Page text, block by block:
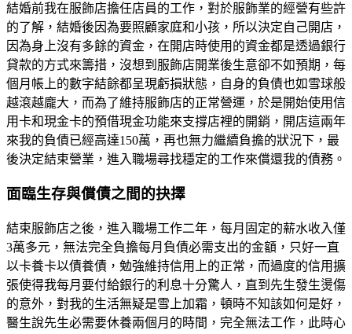
結婚前我在服飾店擔任店員的工作，對於服飾業的經營有些許
的了解，結婚後因為要照顧家庭和小孩，所以決定自己開店，
因為身上沒有多餘的資金，在開店時使用的資金都是透過銀行
貸款的方式來籌措，沒想到服飾店開業後生意卻不如預期，每
個月帳上的數字結餘都呈現虧損狀態，自身的負債也如雪球般
越滾越龐大，而為了維持服飾店的正常營運，於是開始使用信
用卡和現金卡的預借現金功能來支撐店裡的開銷，開店這兩年
來我的負債已經高達150萬，再也無力繼續負擔的狀況下，最
後決定結束營業，進入職場尋找穩定的工作來償還我的債務。
面臨生存與償債之間的抉擇
結束服飾店之後，進入職場工作二年，每月固定的薪水收入僅
3萬多元，無法完全負擔每月負債必需支出的金額，只好一直
以卡養卡以債養債，勉強維持信用上的正常，而過度的信用擴
張使得我每月要付給銀行的利息十分驚人，直到先生發生燙傷
的意外，對我的生活無疑是雪上加霜，頓時不知該如何是好，
醫生說先生必需要休養兩個月的時間，完全無法工作，此時心